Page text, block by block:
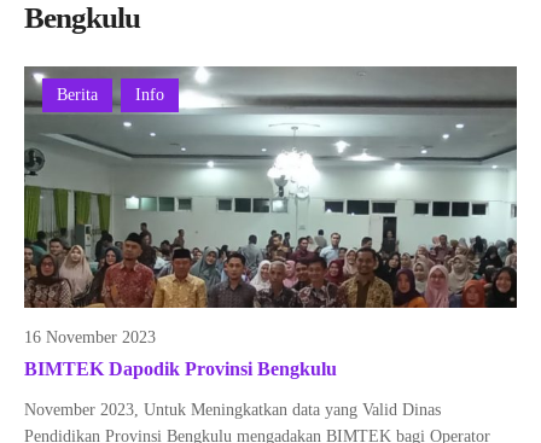
Bengkulu
Berita Info
16 November 2023
BIMTEK Dapodik Provinsi Bengkulu
November 2023, Untuk Meningkatkan data yang Valid Dinas
Pendidikan Provinsi Bengkulu mengadakan BIMTEK bagi Operator